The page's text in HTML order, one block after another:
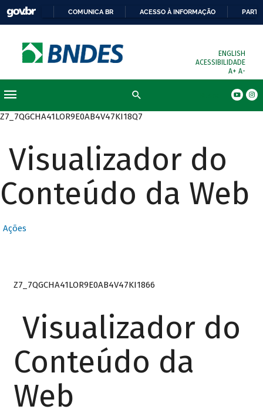
COMUNICA BR ACESSO À INFORMAÇÃO
ENGLISH
ACESSIBILIDADE
A+ A-
Z7_7QGCHA41LOR9E0AB4V47KI18Q7
Visualizador do
Conteúdo da Web
Ações
Z7_7QGCHA41LOR9E0AB4V47KI1866
Visualizador do
Conteúdo da
Web